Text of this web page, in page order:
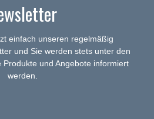
einfach unseren regelmäßig
und Sie werden stets unter den
Produkte und Angebote informiert
werden.